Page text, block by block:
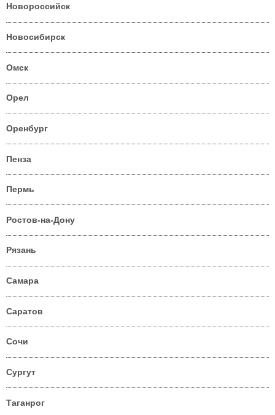
Новороссийск
Новосибирск
Омск
Орел
Оренбург
Пенза
Пермь
Ростов-на-Дону
Рязань
Самара
Саратов
Сочи
Сургут
Таганрог